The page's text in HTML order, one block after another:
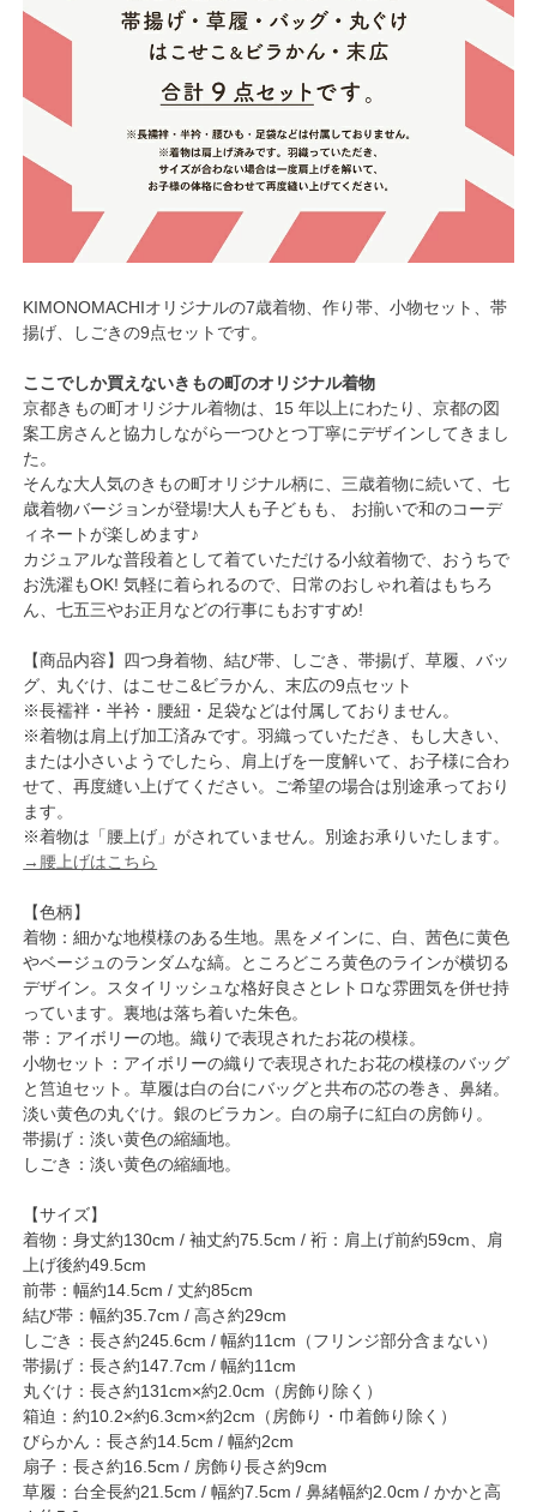
KIMONOMACHIオリジナルの7歳着物、作り帯、小物セット、帯
揚げ、しごきの9点セットです。
ここでしか買えないきもの町のオリジナル着物
京都きもの町オリジナル着物は、15 年以上にわたり、京都の図
案工房さんと協力しながら一つひとつ丁寧にデザインしてきまし
た。
そんな大人気のきもの町オリジナル柄に、三歳着物に続いて、七
歳着物バージョンが登場!大人も子どもも、 お揃いで和のコーデ
ィネートが楽しめます♪
カジュアルな普段着として着ていただける小紋着物で、おうちで
お洗濯もOK! 気軽に着られるので、日常のおしゃれ着はもちろ
ん、七五三やお正月などの行事にもおすすめ!
【商品内容】四つ身着物、結び帯、しごき、帯揚げ、草履、バッ
グ、丸ぐけ、はこせこ&ビラかん、末広の9点セット
※長襦袢・半衿・腰紐・足袋などは付属しておりません。
※着物は肩上げ加工済みです。羽織っていただき、もし大きい、
または小さいようでしたら、肩上げを一度解いて、お子様に合わ
せて、再度縫い上げてください。ご希望の場合は別途承っており
ます。
※着物は「腰上げ」がされていません。別途お承りいたします。
→腰上げはこちら
【色柄】
着物：細かな地模様のある生地。黒をメインに、白、茜色に黄色
やベージュのランダムな縞。ところどころ黄色のラインが横切る
デザイン。スタイリッシュな格好良さとレトロな雰囲気を併せ持
っています。裏地は落ち着いた朱色。
帯：アイボリーの地。織りで表現されたお花の模様。
小物セット：アイボリーの織りで表現されたお花の模様のバッグ
と筥迫セット。草履は白の台にバッグと共布の芯の巻き、鼻緒。
淡い黄色の丸ぐけ。銀のビラカン。白の扇子に紅白の房飾り。
帯揚げ：淡い黄色の縮緬地。
しごき：淡い黄色の縮緬地。
【サイズ】
着物：身丈約130cm / 袖丈約75.5cm / 裄：肩上げ前約59cm、肩
上げ後約49.5cm
前帯：幅約14.5cm / 丈約85cm
結び帯：幅約35.7cm / 高さ約29cm
しごき：長さ約245.6cm / 幅約11cm（フリンジ部分含まない）
帯揚げ：長さ約147.7cm / 幅約11cm
丸ぐけ：長さ約131cm×約2.0cm（房飾り除く）
箱迫：約10.2×約6.3cm×約2cm（房飾り・巾着飾り除く）
びらかん：長さ約14.5cm / 幅約2cm
扇子：長さ約16.5cm / 房飾り長さ約9cm
草履：台全長約21.5cm / 幅約7.5cm / 鼻緒幅約2.0cm / かかと高